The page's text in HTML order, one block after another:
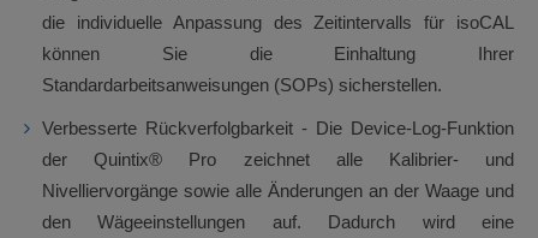
die individuelle Anpassung des Zeitintervalls für isoCAL
können Sie die Einhaltung Ihrer
Standardarbeitsanweisungen (SOPs) sicherstellen.
Verbesserte Rückverfolgbarkeit - Die Device-Log-Funktion
der Quintix® Pro zeichnet alle Kalibrier- und
Nivelliervorgänge sowie alle Änderungen an der Waage und
den Wägeeinstellungen auf. Dadurch wird eine